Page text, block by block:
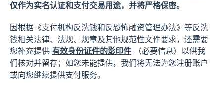
仅作为实名认证和支付交易用途，并将严格保密。
因根据《支付机构反洗钱和反恐怖融资管理办法》等反洗
钱相关法律、法规、规章及其他规范性文件要求，还需要
您补充提供 有效身份证件的影印件 （必要信息）以供我
们核对并留存；如您未能提供，我们将无法为您注册账户
或向您继续提供支付服务。